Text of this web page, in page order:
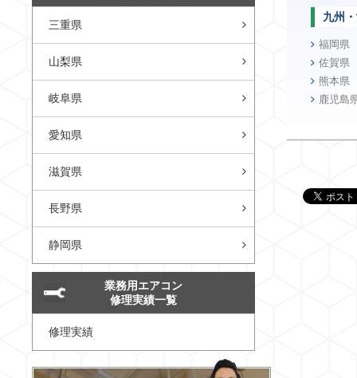
九州
福岡県
佐賀県
熊本県
鹿児島
三重県
山梨県
岐阜県
愛知県
滋賀県
長野県
静岡県
業務用エアコン
修理実績一覧
修理実績